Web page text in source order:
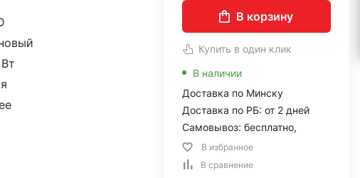
В корзину
Купить в один клик
В наличии
Доставка по Минску
Доставка по РБ: от 2 дней
Самовывоз: бесплатно,
В избранное
В сравнение